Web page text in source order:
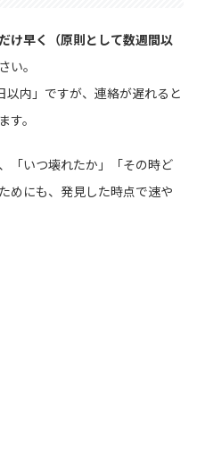
け早く（原則として数週間以
い。
内」ですが、連絡が遅れると
。
「いつ壊れたか」「その時ど
めにも、発見した時点で速や